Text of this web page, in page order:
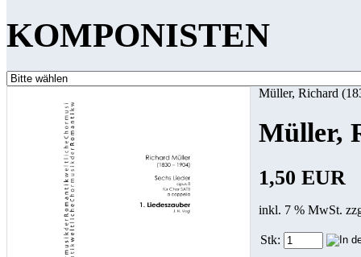
KOMPONISTEN
Müller, Richard
Müller,
1,50 EUR
inkl. 7 % MwSt.
Stk: